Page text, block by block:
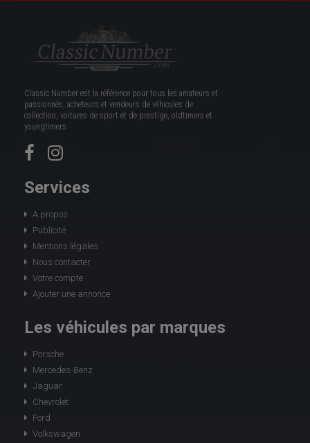
Classic Number est la référence pour tous les amateurs et
passionnés, acheteurs et vendeurs de véhicules de
collection, voitures de sport et de prestige, oldtimers et
youngtimers.
Services
A propos
Publicité
Mentions légales
Nous contacter
Votre compte
Ajouter une annonce
Les véhicules par marques
Porsche
Mercedes-Benz
Jaguar
Chevrolet
Ford
Volkswagen